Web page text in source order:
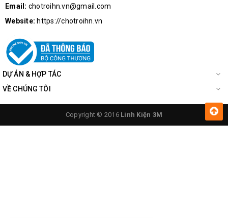
IC 2510 Của Module Khuếch Đại Chỉnh Lưu AC-DC
: Khi cấp nguồn trên 5A cho module cần có thêm tản
Email: chotroihn.vn@gmail.com
Website: https://chotroihn.vn
DỰ ÁN & HỢP TÁC
VỀ CHÚNG TÔI
Copyright © 2016 Linh Kiện 3M